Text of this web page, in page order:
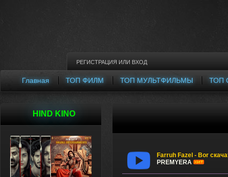
РЕГИСТРАЦИЯ ИЛИ ВХОД
ТОП
ТОП МУЛЬТФИЛЬМЫ
ТОП ФИЛМ
Главная
HIND KINO
Farruh Fazel - Bor
PREMYERA